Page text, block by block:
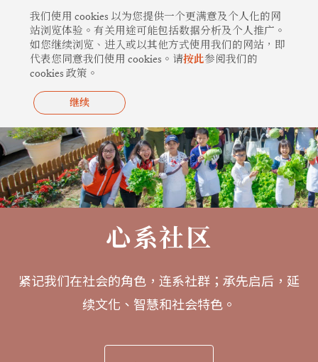
心系社区
紧记我们在社会的角色，连系社群；承先启后，延
续文化、智慧和社会特色。
我们使用 cookies 以为您提供一个更满意及个人化的网
站浏览体验。有关用途可能包括数据分析及个人推广。
如您继续浏览、进入或以其他方式使用我们的网站，即
代表您同意我们使用 cookies。请按此参阅我们的
cookies 政策。
继续